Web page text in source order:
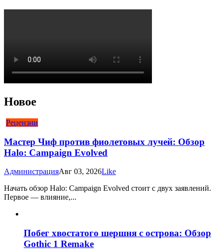
Новое
Рецензии
Мастер Чиф против фиолетовых лучей: Обзор
Halo: Campaign Evolved
АдминистрацияАвг 03, 2026Like
Начать обзор Halo: Campaign Evolved стоит с двух заявлений.
Первое — влияние,...
Побег хвостатого шершня с острова: Обзор
Gothic 1 Remake